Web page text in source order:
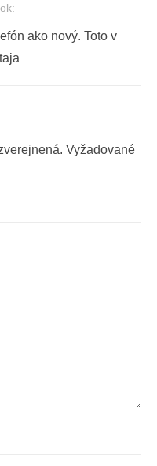
ako nový. Toto v
Vyžadované